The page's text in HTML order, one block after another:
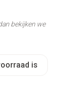
is
bekijken we